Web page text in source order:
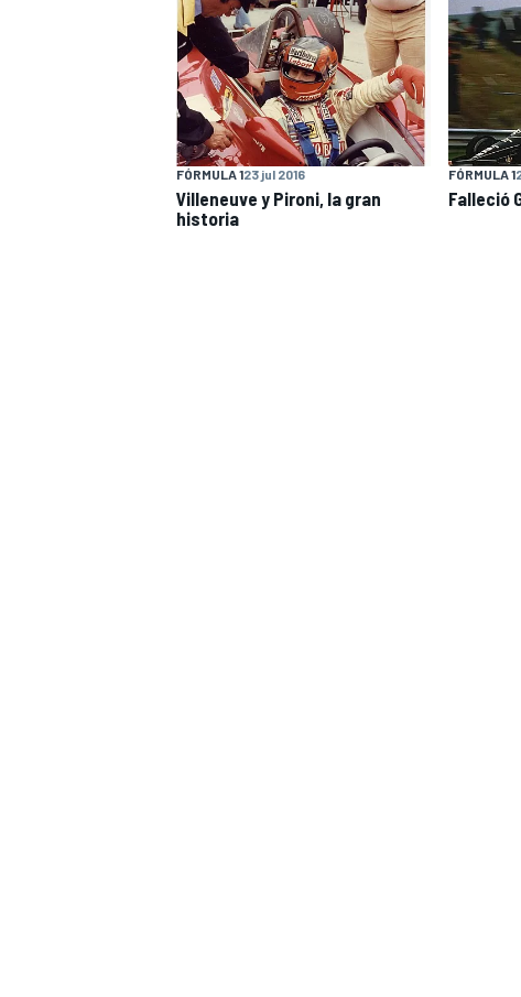
NASCAR CUP
FÓRMULA 123 jul 2016
Villeneuve y Pironi, la gran
historia
FÓRMULA 1
Falleció